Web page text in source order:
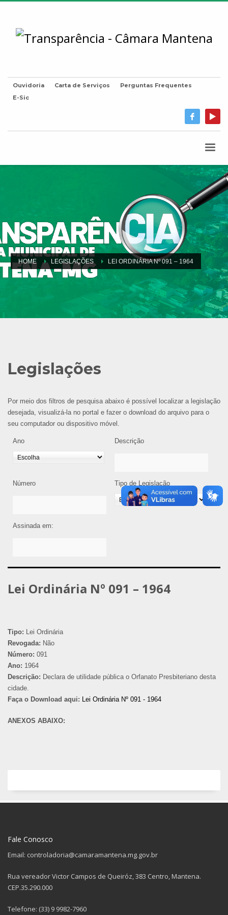
Ouvidoria Carta de Serviços
Perguntas Frequentes
E-Sic
HOME LEGISLAÇÕES LEI ORDINÁRIA Nº 091 – 1964
Legislações
Por meio dos filtros de pesquisa abaixo é possível localizar a legislação
desejada, visualizá-la no portal e fazer o download do arquivo para o
seu computador ou dispositivo móvel.
Ano Descrição
Número Tipo de Legislação
Assinada em:
Lei Ordinária Nº 091 – 1964
Tipo: Lei Ordinária
Revogada: Não
Número: 091
Ano: 1964
Descrição: Declara de utilidade pública o Orfanato Presbiteriano desta
cidade.
Faça o Download aqui: Lei Ordinária Nº 091 - 1964
ANEXOS ABAIXO:
Fale Conosco
Email: controladoria@camaramantena.mg.gov.br
Rua vereador Victor Campos de Queiróz, 383 Centro, Mantena.
CEP.35.290.000
Telefone: (33) 9 9982-7960